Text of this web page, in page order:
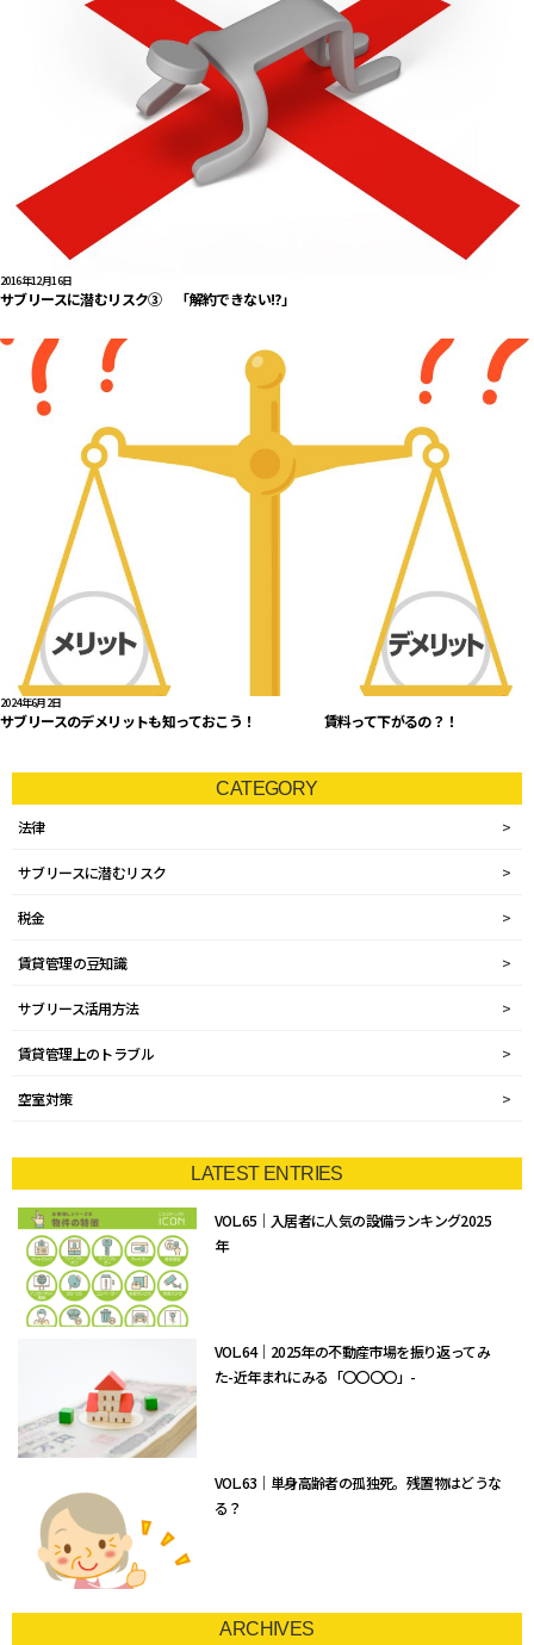
2016年12月16日
サブリースに潜むリスク③ 「解約できない!?」
2024年6月2日
サブリースのデメリットも知っておこう！ 賃料って下がるの？！
CATEGORY
法律
サブリースに潜むリスク
税金
賃貸管理の豆知識
サブリース活用方法
賃貸管理上のトラブル
空室対策
LATEST ENTRIES
VOL.65｜入居者に人気の設備ランキング2025
年
VOL.64｜2025年の不動産市場を振り返ってみ
た-近年まれにみる「〇〇〇〇」-
VOL.63｜単身高齢者の孤独死。残置物はどうな
る？
ARCHIVES